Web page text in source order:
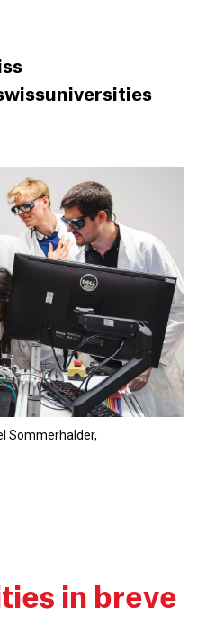
Sommerhalder,
in breve